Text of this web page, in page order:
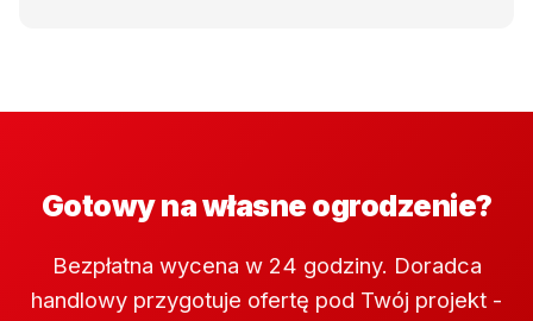
Gotowy na własne ogrodzenie?
Bezpłatna wycena w 24 godziny. Doradca
handlowy przygotuje ofertę pod Twój projekt -